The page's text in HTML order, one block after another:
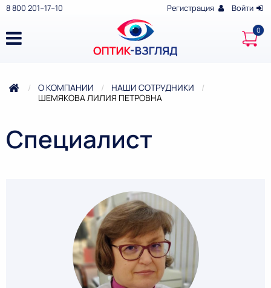
8 800 201‒17‒10 Регистрация Войти
О КОМПАНИИ
НАШИ СОТРУДНИКИ
ТЕКУЩАЯ:
ШЕМЯКОВА ЛИЛИЯ ПЕТРОВНА
Специалист